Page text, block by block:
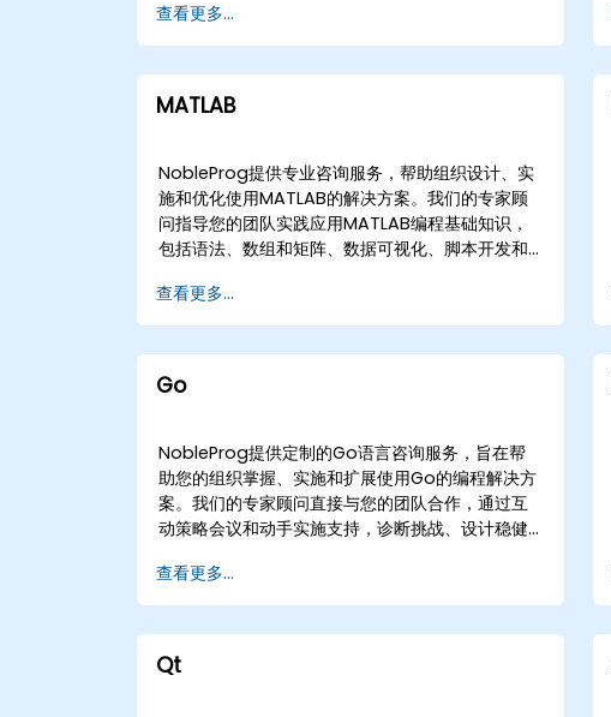
和地理要求量身定制。我们提供通过安全、交互式
远程桌面环境进行的远程咨询会议，确保跨分布式
团队的无缝协作。或者，我们提供可以在的客户现
场或我们的专门企业中心直接执行的现场咨询。 通
过利用我们深厚的技术专长，我们指导您的组织完
和原型设计到性能调优和部署策略。 NobleProg -
- 您的本地咨询合作伙伴
查看更多...
MATLAB
NobleProg提供专业咨询服务，帮助组织设计、实
施和优化使用MATLAB的解决方案。我们的专家顾
问指导您的团队实践应用MATLAB编程基础知识，
包括语法、数组和矩阵、数据可视化、脚本开发和
MATLAB的专用工具箱（如Financial Toolbox）
进行高级的财务数据数学和统计分析。我们的咨询
服务还涵盖相关技术（如Simulink）的集成，使您
的组织能够有效建模和模拟复杂系统。 我们通过灵
活的参与模式提供这些咨询服务，以适应您的运营
程咨询会议，或在您所在地或NobleProg企业中心
进行的现场咨询。与NobleProg合作，加速您的技
术能力，推动数据驱动的决策。
查看更多...
Go
NobleProg提供定制的Go语言咨询服务，旨在帮
助您的组织掌握、实施和扩展使用Go的编程解决方
案。我们的专家顾问直接与您的团队合作，通过互
动策略会议和动手实施支持，诊断挑战、设计稳健
程咨询或线下咨询服务。远程咨询通过安全的交互
式远程桌面进行，使我们的专家能够直接进入您的
环境，无论您身在何处。对于线下参与，我们的顾
问可以在的客户场所本地操作，或在NobleProg的
企业中心进行协作研讨会。 NobleProg -- 您的本
查看更多...
Qt